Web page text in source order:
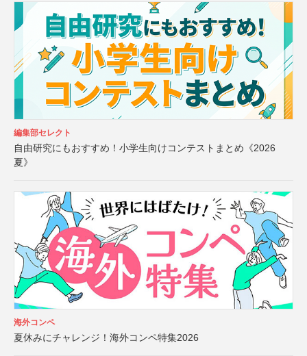
編集部セレクト
自由研究にもおすすめ！小学生向けコンテストまとめ《2026
夏》
海外コンペ
夏休みにチャレンジ！海外コンペ特集2026